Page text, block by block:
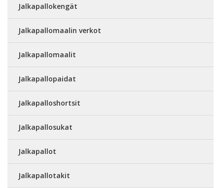
Jalkapallokengät
Jalkapallomaalin verkot
Jalkapallomaalit
Jalkapallopaidat
Jalkapalloshortsit
Jalkapallosukat
Jalkapallot
Jalkapallotakit